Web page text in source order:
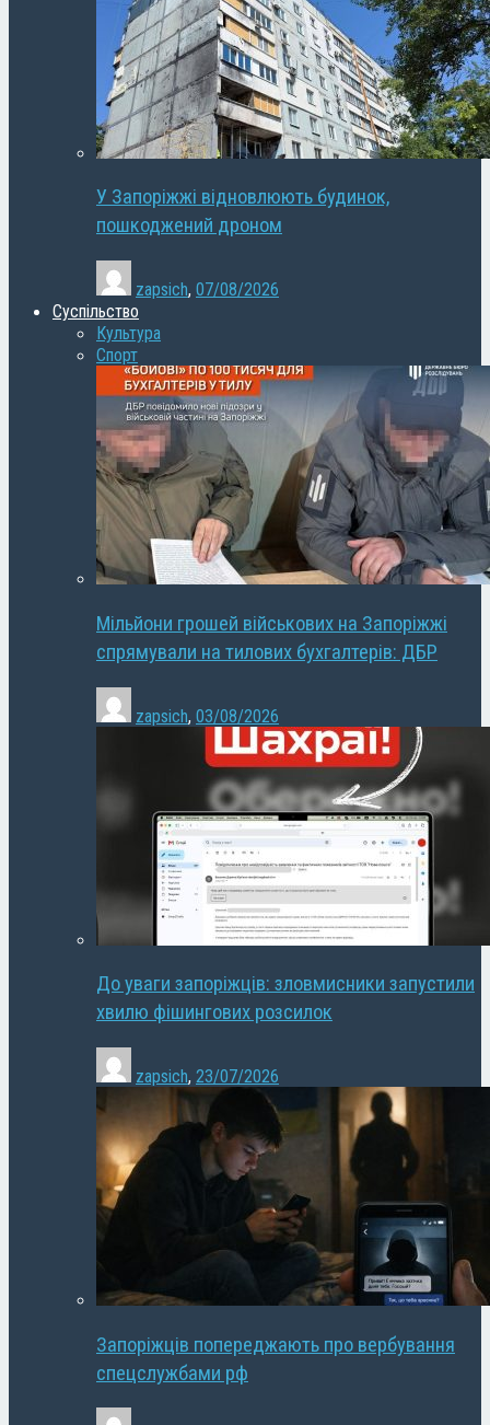
У Запоріжжі відновлюють будинок,
пошкоджений дроном
zapsich, 07/08/2026
Суспільство
Культура
Спорт
Мільйони грошей військових на Запоріжжі
спрямували на тилових бухгалтерів: ДБР
zapsich, 03/08/2026
До уваги запоріжців: зловмисники запустили
хвилю фішингових розсилок
zapsich, 23/07/2026
Запоріжців попереджають про вербування
спецслужбами рф